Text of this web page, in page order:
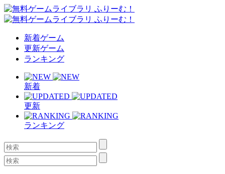
新着ゲーム
更新ゲーム
ランキング
新着
更新
ランキング